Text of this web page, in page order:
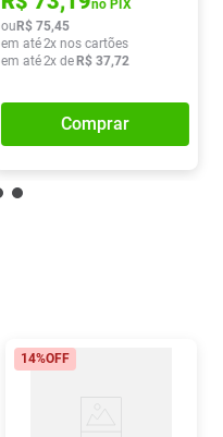
no PIX
ou R$ 75,45
em até2x nos cartões
em até2x de R$ 37,72
Comprar
14%OFF